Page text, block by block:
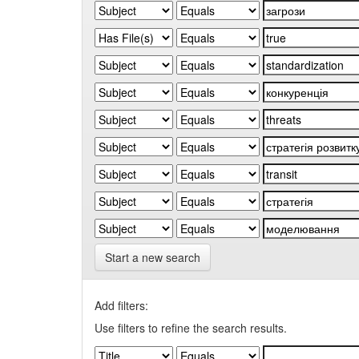
Start a new search
Add filters:
Use filters to refine the search results.